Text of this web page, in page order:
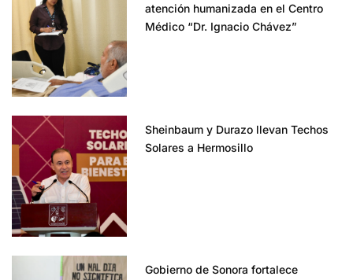
atención humanizada en el Centro
Médico “Dr. Ignacio Chávez”
Sheinbaum y Durazo llevan Techos
Solares a Hermosillo
Gobierno de Sonora fortalece